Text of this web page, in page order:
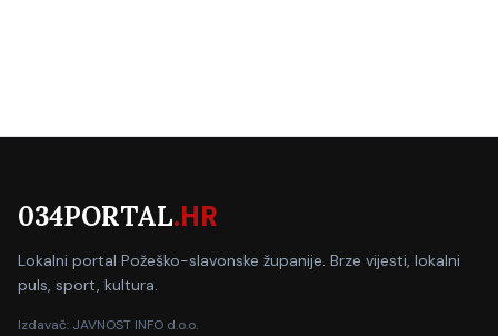
034PORTAL.HR
Lokalni portal Požeško-slavonske županije. Brze vijesti, lokalni
puls, sport, kultura.
Izdavač: JAVNOST INFO d.o.o.